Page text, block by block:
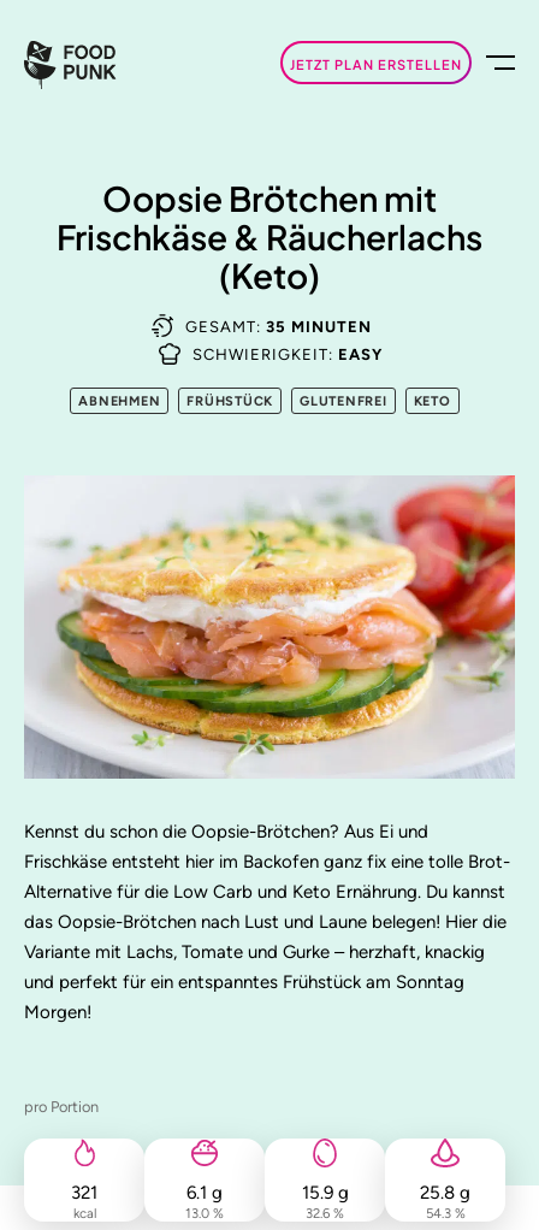
JETZT PLAN ERSTELLEN
Oopsie Brötchen mit
Frischkäse & Räucherlachs
(Keto)
GESAMT: 35 MINUTEN
SCHWIERIGKEIT: EASY
ABNEHMEN FRÜHSTÜCK GLUTENFREI KETO
Kennst du schon die Oopsie-Brötchen? Aus Ei und
Frischkäse entsteht hier im Backofen ganz fix eine tolle Brot-
Alternative für die Low Carb und Keto Ernährung. Du kannst
das Oopsie-Brötchen nach Lust und Laune belegen! Hier die
Variante mit Lachs, Tomate und Gurke – herzhaft, knackig
und perfekt für ein entspanntes Frühstück am Sonntag
Morgen!
pro Portion
321
kcal
6.1 g
13.0 %
15.9 g
32.6 %
25.8 g
54.3 %